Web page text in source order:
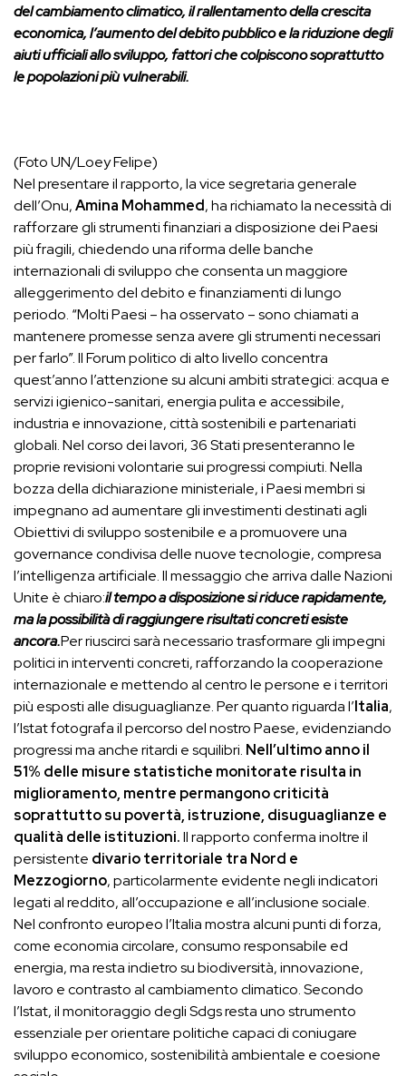
del cambiamento climatico, il rallentamento della crescita
economica, l’aumento del debito pubblico e la riduzione degli
aiuti ufficiali allo sviluppo, fattori che colpiscono soprattutto
le popolazioni più vulnerabili.
(Foto UN/Loey Felipe)
Nel presentare il rapporto, la vice segretaria generale
dell’Onu,Amina Mohammed, ha richiamato la necessità di
rafforzare gli strumenti finanziari a disposizione dei Paesi
più fragili, chiedendo una riforma delle banche
internazionali di sviluppo che consenta un maggiore
alleggerimento del debito e finanziamenti di lungo
periodo. “Molti Paesi – ha osservato – sono chiamati a
mantenere promesse senza avere gli strumenti necessari
per farlo”. Il Forum politico di alto livello concentra
quest’anno l’attenzione su alcuni ambiti strategici: acqua e
servizi igienico-sanitari, energia pulita e accessibile,
industria e innovazione, città sostenibili e partenariati
globali. Nel corso dei lavori, 36 Stati presenteranno le
proprie revisioni volontarie sui progressi compiuti. Nella
bozza della dichiarazione ministeriale, i Paesi membri si
impegnano ad aumentare gli investimenti destinati agli
Obiettivi di sviluppo sostenibile e a promuovere una
governance condivisa delle nuove tecnologie, compresa
l’intelligenza artificiale. Il messaggio che arriva dalle Nazioni
Unite è chiaro:il tempo a disposizione si riduce rapidamente,
ma la possibilità di raggiungere risultati concreti esiste
ancora.Per riuscirci sarà necessario trasformare gli impegni
politici in interventi concreti, rafforzando la cooperazione
internazionale e mettendo al centro le persone e i territori
più esposti alle disuguaglianze. Per quanto riguarda l’Italia,
l’Istat fotografa il percorso del nostro Paese, evidenziando
progressi ma anche ritardi e squilibri. Nell’ultimo anno il
51% delle misure statistiche monitorate risulta in
miglioramento, mentre permangono criticità
soprattutto su povertà, istruzione, disuguaglianze e
qualità delle istituzioni.Il rapporto conferma inoltre il
persistente divario territoriale tra Nord e
Mezzogiorno, particolarmente evidente negli indicatori
legati al reddito, all’occupazione e all’inclusione sociale.
Nel confronto europeo l’Italia mostra alcuni punti di forza,
come economia circolare, consumo responsabile ed
energia, ma resta indietro su biodiversità, innovazione,
lavoro e contrasto al cambiamento climatico. Secondo
l’Istat, il monitoraggio degli Sdgs resta uno strumento
essenziale per orientare politiche capaci di coniugare
sviluppo economico, sostenibilità ambientale e coesione